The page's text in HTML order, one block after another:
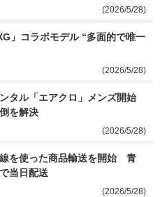
(2026/5/28)
」コラボモデル “多面的で唯一
(2026/5/28)
タル「エアクロ」メンズ開始
を解決
(2026/5/28)
を使った商品輸送を開始　青
当日配送
(2026/5/28)